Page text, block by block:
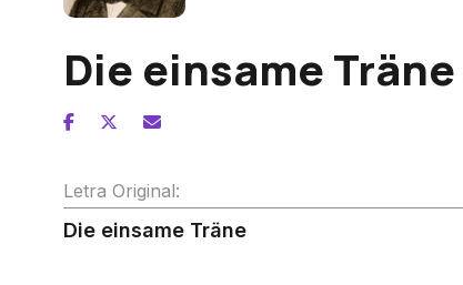
Die einsame
Letra Original:
Die einsame Träne